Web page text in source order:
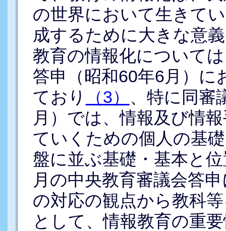
の世界において生きて
成するために大きな意
教育の情報化について
答申（昭和60年6月）
ており
（3） 、特に同審
月）では、情報及び情
ていくための個人の基
盤に並ぶ基礎・基本と
月の中央教育審議会答
の対応の観点から教科
として、情報教育の重